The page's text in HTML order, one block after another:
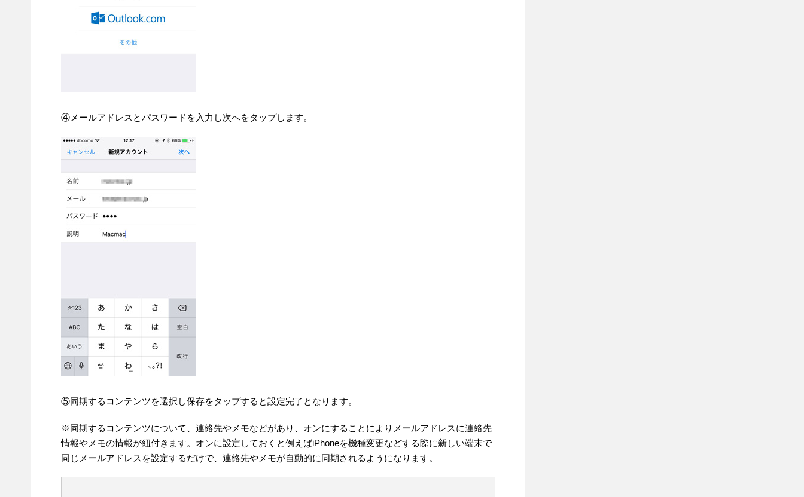
④メールアドレスとパスワードを入力し次へをタップします。
⑤同期するコンテンツを選択し保存をタップすると設定完了となります。
※同期するコンテンツについて、連絡先やメモなどがあり、オンにすることによりメールアドレスに連絡先
情報やメモの情報が紐付きます。オンに設定しておくと例えばiPhoneを機種変更などする際に新しい端末で
同じメールアドレスを設定するだけで、連絡先やメモが自動的に同期されるようになります。